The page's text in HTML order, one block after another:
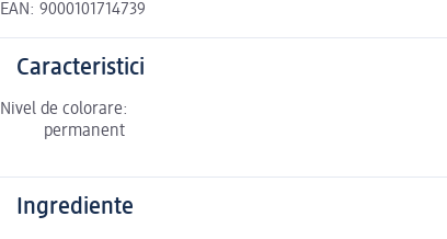
EAN: 9000101714739
Caracteristici
Nivel de colorare:
permanent
Ingrediente